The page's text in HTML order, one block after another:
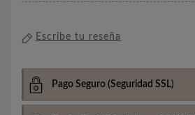
Escribe tu reseña
Pago Seguro (Seguridad SSL)